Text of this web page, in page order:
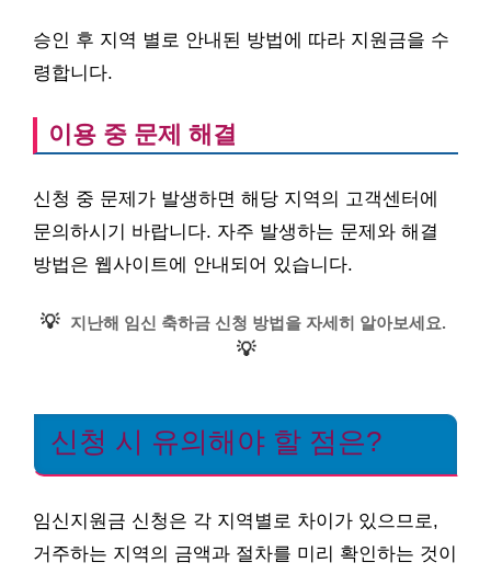
승인 후 지역 별로 안내된 방법에 따라 지원금을 수
령합니다.
이용 중 문제 해결
신청 중 문제가 발생하면 해당 지역의 고객센터에
문의하시기 바랍니다. 자주 발생하는 문제와 해결
방법은 웹사이트에 안내되어 있습니다.
💡 지난해 임신 축하금 신청 방법을 자세히 알아보세요.
💡
신청 시 유의해야 할 점은?
임신지원금 신청은 각 지역별로 차이가 있으므로,
거주하는 지역의 금액과 절차를 미리 확인하는 것이